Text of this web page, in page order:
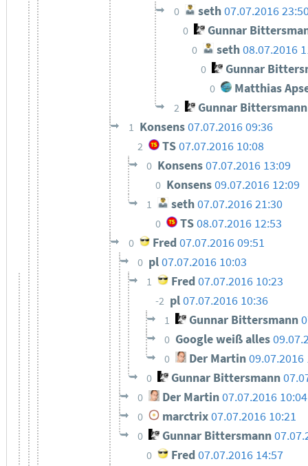
0 seth07.07.2016
0 Gunnar
0 seth08.07.2016
0 Gunnar
0 Matthias
2 Gunnar Bittersmann
1 Konsens07.07.2016 09:36
2 TS 07.07.2016 10:08
0 Konsens07.07.2016 13:09
0 Konsens09.07.2016 12:09
1 seth07.07.2016 21:30
0 TS08.07.2016 12:53
0 Fred 07.07.2016 09:51
0 pl07.07.2016 10:03
1 Fred 07.07.2016 10:23
-2 pl07.07.2016 10:36
1 Gunnar Bittersmann
0 Google weiß alles
0 Der Martin09.07.2016
0 Gunnar Bittersmann
0 Der Martin 07.07.2016 10:04
0 marctrix 07.07.2016 10:21
0 Gunnar Bittersmann
0 Fred 07.07.2016 14:57